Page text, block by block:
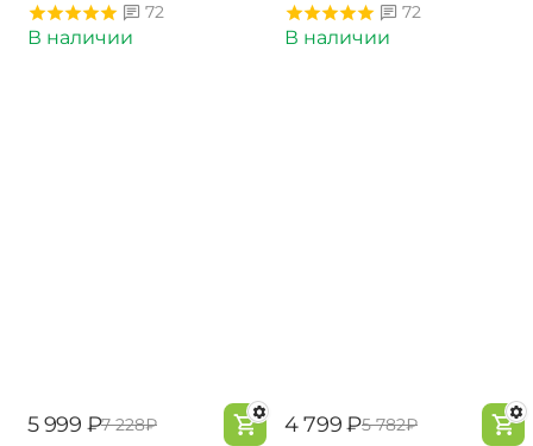
72
В наличии
‍5 999‍ ₽‍7 228‍₽
72
В наличии
‍4 799‍₽‍5 782‍₽